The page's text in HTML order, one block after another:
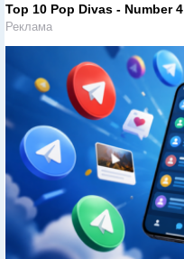
Top 10 Pop Divas - Number
Реклама